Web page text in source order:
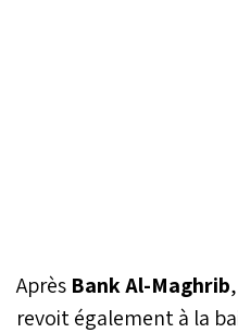
Après Bank Al-Maghrib
revoit également à la